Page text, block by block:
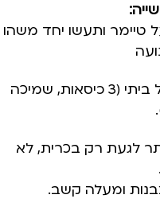
של 5-7 דקות על טיימר ותעשו יחד משהו
— קפיצה, ריקוד, תופסת, מסלול ביתי (3 כיסאות, שמיכה
לגעת רק בכרית, לא
ומעלה קשב.